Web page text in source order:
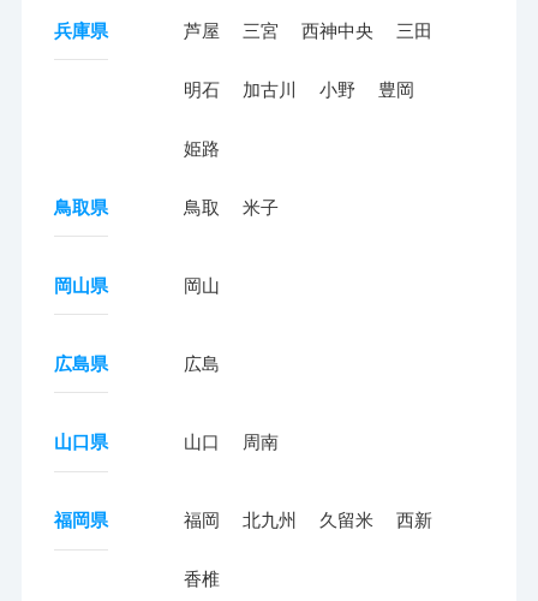
兵庫県 芦屋 三宮 西神中央 三田
明石 加古川 小野 豊岡
姫路
鳥取県 鳥取 米子
岡山県 岡山
広島県 広島
山口県 山口 周南
福岡県 福岡 北九州 久留米 西新
香椎